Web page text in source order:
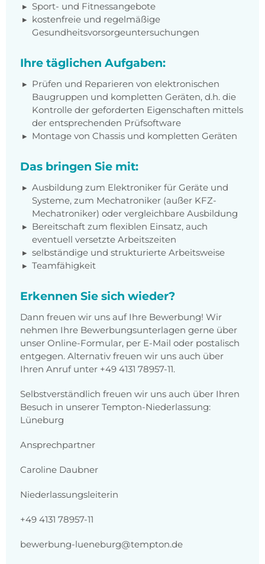
Sport- und Fitnessangebote
kostenfreie und regelmäßige
Gesundheitsvorsorgeuntersuchungen
Ihre täglichen Aufgaben:
Prüfen und Reparieren von elektronischen
Baugruppen und kompletten Geräten, d.h. die
Kontrolle der geforderten Eigenschaften mittels
der entsprechenden Prüfsoftware
Montage von Chassis und kompletten Geräten
Das bringen Sie mit:
Ausbildung zum Elektroniker für Geräte und
Systeme, zum Mechatroniker (außer KFZ-
Mechatroniker) oder vergleichbare Ausbildung
Bereitschaft zum flexiblen Einsatz, auch
eventuell versetzte Arbeitszeiten
selbständige und strukturierte Arbeitsweise
Teamfähigkeit
Erkennen Sie sich wieder?
Dann freuen wir uns auf Ihre Bewerbung! Wir
nehmen Ihre Bewerbungsunterlagen gerne über
unser Online-Formular, per E-Mail oder postalisch
entgegen. Alternativ freuen wir uns auch über
Ihren Anruf unter +49 4131 78957-11.
Selbstverständlich freuen wir uns auch über Ihren
Besuch in unserer Tempton-Niederlassung:
Lüneburg
Ansprechpartner
Caroline Daubner
Niederlassungsleiterin
+49 4131 78957-11
bewerbung-lueneburg@tempton.de